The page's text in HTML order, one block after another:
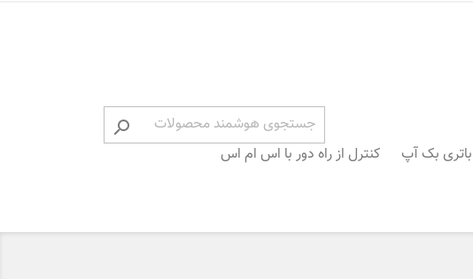

بک آپ
کنترل از راه دور با اس ام اس